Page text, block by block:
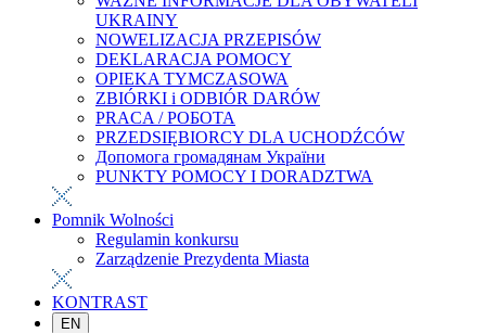
UKRAINY
NOWELIZACJA PRZEPISÓW
DEKLARACJA POMOCY
OPIEKA TYMCZASOWA
ZBIÓRKI i ODBIÓR DARÓW
PRACA / РОБОТА
PRZEDSIĘBIORCY DLA UCHODŹCÓW
Допомога громадянам України
PUNKTY POMOCY I DORADZTWA
Pomnik Wolności
Regulamin konkursu
Zarządzenie Prezydenta Miasta
KONTRAST
EN